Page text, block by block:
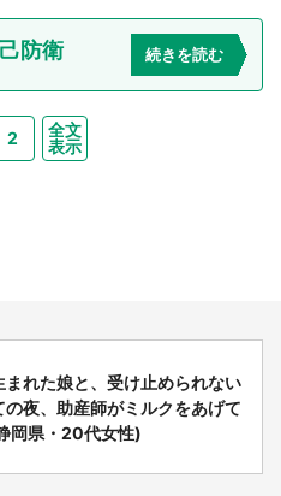
防衛 続きを読む
2
全文
表示
まれた娘と、受け止められない
夜、助産師がミルクをあげて
岡県・20代女性)